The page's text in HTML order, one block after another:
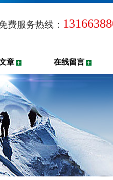
费服务热线：
章 在线留言